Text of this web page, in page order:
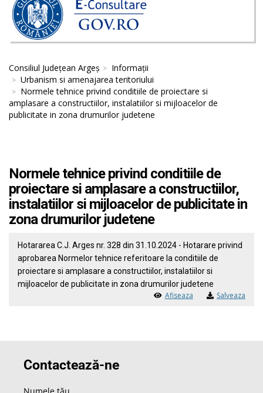
Consiliul Județean Argeș
Informații
Urbanism si amenajarea teritoriului
Normele tehnice privind conditiile de proiectare si
amplasare a constructiilor, instalatiilor si mijloacelor de
publicitate in zona drumurilor judetene
Normele tehnice privind conditiile de
proiectare si amplasare a constructiilor,
instalatiilor si mijloacelor de publicitate in
zona drumurilor judetene
Hotararea C.J. Arges nr. 328 din 31.10.2024 - Hotarare privind
aprobarea Normelor tehnice referitoare la conditiile de
proiectare si amplasare a constructiilor, instalatiilor si
mijloacelor de publicitate in zona drumurilor judetene
Afiseaza Salveaza